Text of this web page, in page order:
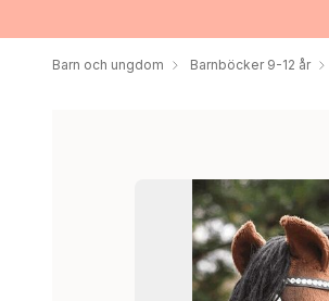
Barn och ungdom Barnböcker 9-12 år